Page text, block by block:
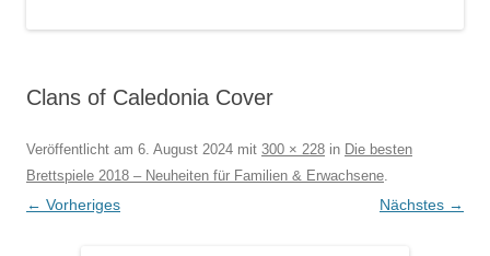
Clans of Caledonia Cover
Veröffentlicht am 6. August 2024 mit 300 × 228 in Die besten
Brettspiele 2018 – Neuheiten für Familien & Erwachsene.
← Vorheriges Nächstes →